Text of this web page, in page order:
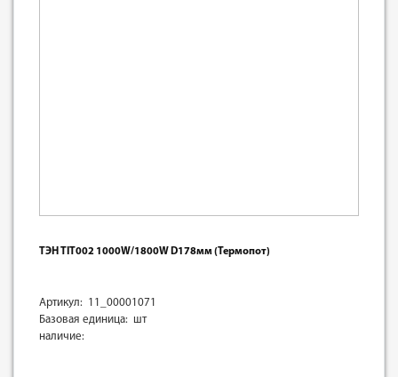
ТЭН TIT002 1000W/1800W D178мм (Термопот)
Артикул: 11_00001071
Базовая единица: шт
наличие: